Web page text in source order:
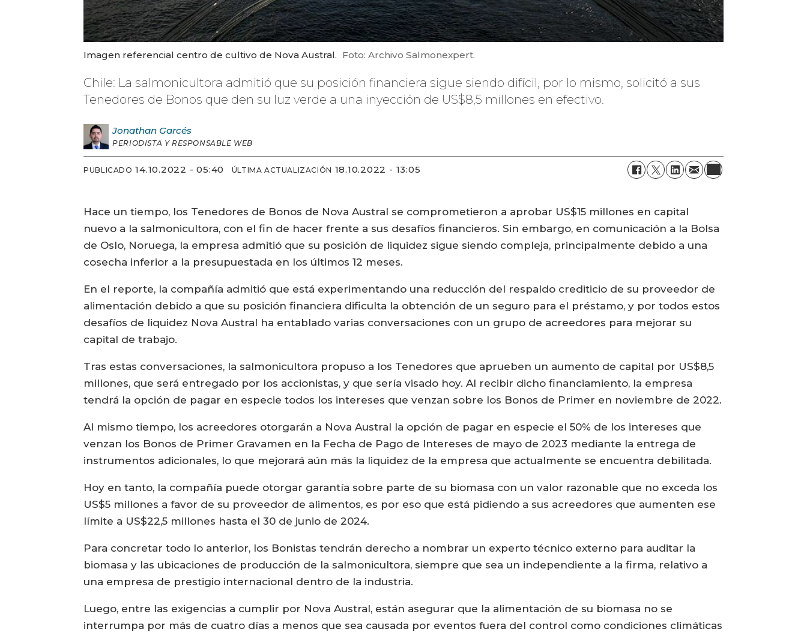
Imagen referencial centro de cultivo de Nova Austral. Foto: Archivo Salmonexpert.
Chile: La salmonicultora admitió que su posición financiera sigue siendo difícil, por lo mismo, solicitó a sus
Tenedores de Bonos que den su luz verde a una inyección de US$8,5 millones en efectivo.
Jonathan Garcés
PERIODISTA Y RESPONSABLE WEB
PUBLICADO 14.10.2022 - 05:40 ÚLTIMA ACTUALIZACIÓN 18.10.2022 - 13:05
Hace un tiempo, los Tenedores de Bonos de Nova Austral se comprometieron a aprobar US$15 millones en capital
nuevo a la salmonicultora, con el fin de hacer frente a sus desafíos financieros. Sin embargo, en comunicación a la Bolsa
de Oslo, Noruega, la empresa admitió que su posición de liquidez sigue siendo compleja, principalmente debido a una
cosecha inferior a la presupuestada en los últimos 12 meses.
En el reporte, la compañía admitió que está experimentando una reducción del respaldo crediticio de su proveedor de
alimentación debido a que su posición financiera dificulta la obtención de un seguro para el préstamo, y por todos estos
desafíos de liquidez Nova Austral ha entablado varias conversaciones con un grupo de acreedores para mejorar su
capital de trabajo.
Tras estas conversaciones, la salmonicultora propuso a los Tenedores que aprueben un aumento de capital por US$8,5
millones, que será entregado por los accionistas, y que sería visado hoy. Al recibir dicho financiamiento, la empresa
tendrá la opción de pagar en especie todos los intereses que venzan sobre los Bonos de Primer en noviembre de 2022.
Al mismo tiempo, los acreedores otorgarán a Nova Austral la opción de pagar en especie el 50% de los intereses que
venzan los Bonos de Primer Gravamen en la Fecha de Pago de Intereses de mayo de 2023 mediante la entrega de
instrumentos adicionales, lo que mejorará aún más la liquidez de la empresa que actualmente se encuentra debilitada.
Hoy en tanto, la compañía puede otorgar garantía sobre parte de su biomasa con un valor razonable que no exceda los
US$5 millones a favor de su proveedor de alimentos, es por eso que está pidiendo a sus acreedores que aumenten ese
límite a US$22,5 millones hasta el 30 de junio de 2024.
Para concretar todo lo anterior, los Bonistas tendrán derecho a nombrar un experto técnico externo para auditar la
biomasa y las ubicaciones de producción de la salmonicultora, siempre que sea un independiente a la firma, relativo a
una empresa de prestigio internacional dentro de la industria.
Luego, entre las exigencias a cumplir por Nova Austral, están asegurar que la alimentación de su biomasa no se
interrumpa por más de cuatro días a menos que sea causada por eventos fuera del control como condiciones climáticas